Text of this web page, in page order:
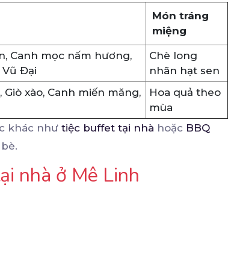
Món tráng
miệng
Canh mọc nấm hương,
Đại
Chè long
nhãn hạt sen
xào, Canh miến măng,
Hoa quả theo
mùa
khác như tiệc buffet tại nhà hoặc BBQ
nhà ở Mê Linh